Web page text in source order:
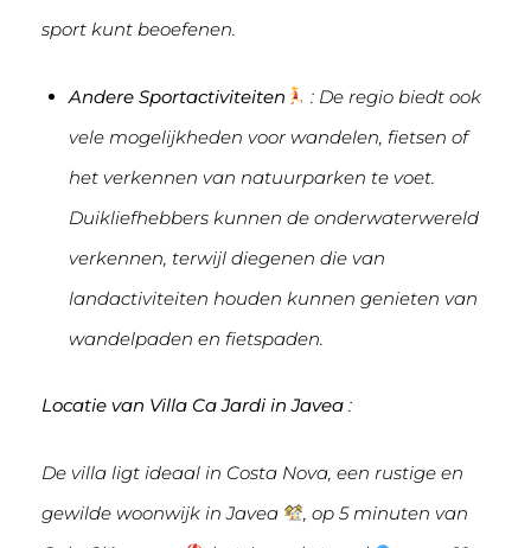
sport kunt beoefenen.
Andere Sportactiviteiten
: De regio biedt ook
vele mogelijkheden voor wandelen, fietsen of
het verkennen van natuurparken te voet.
Duikliefhebbers kunnen de onderwaterwereld
verkennen, terwijl diegenen die van
landactiviteiten houden kunnen genieten van
wandelpaden en fietspaden.
Locatie van Villa Ca Jardi in Javea :
De villa ligt ideaal in Costa Nova, een rustige en
gewilde woonwijk in Javea
, op 5 minuten van